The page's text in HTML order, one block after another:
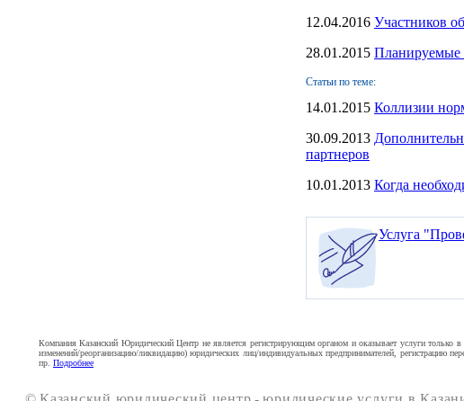
12.04.2016 Участников
28.01.2015 Планируемые
Статьи по теме:
14.01.2015 Коллизии
30.09.2013
партнеров
10.01.2013 Когда
Услуга
Компания Казанский Юридический Центр не является регистрирующим органом и оказывает услуги только в
изменений/реорганизацию/ликвидацию) юридических лиц/индивидуальных предпринимателей, регистрацию
пр. Подробнее